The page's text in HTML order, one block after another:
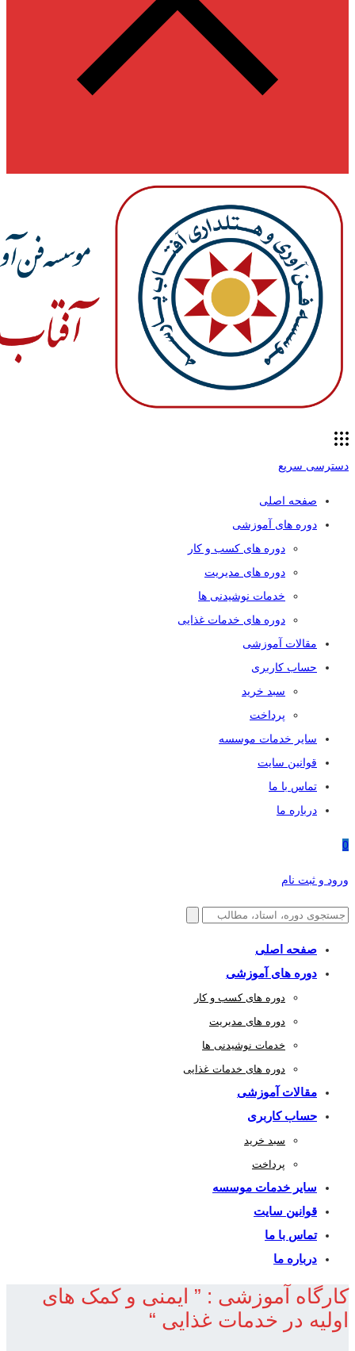
دسترسی سریع
صفحه اصلی
دوره های آموزشی
دوره های کسب و کار
دوره های مدیریت
خدمات نوشیدنی ها
دوره های خدمات غذایی
مقالات آموزشی
حساب کاربری
سبد خرید
پرداخت
سایر خدمات موسسه
قوانین سایت
تماس با ما
درباره ما
0
ورود و ثبت نام
صفحه اصلی
دوره های آموزشی
دوره های کسب و کار
دوره های مدیریت
خدمات نوشیدنی ها
دوره های خدمات غذایی
مقالات آموزشی
حساب کاربری
سبد خرید
پرداخت
سایر خدمات موسسه
قوانین سایت
تماس با ما
درباره ما
کارگاه آموزشی : ” ایمنی و کمک های
اولیه در خدمات غذایی “